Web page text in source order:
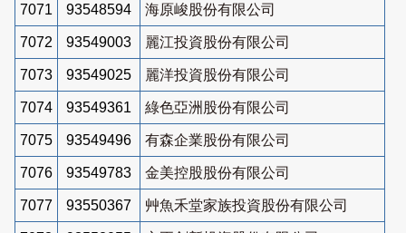
7071 93548594 海原峻股份有限公司
7072 93549003 麗江投資股份有限公司
7073 93549025 麗洋投資股份有限公司
7074 93549361 綠色亞洲股份有限公司
7075 93549496 有森企業股份有限公司
7076 93549783 金美控股股份有限公司
7077 93550367 艸魚禾堂家族投資股份有限公司